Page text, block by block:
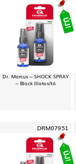
Dr. Marcus – SHOCK SPRAY
– Black Illatosító
DRM07951